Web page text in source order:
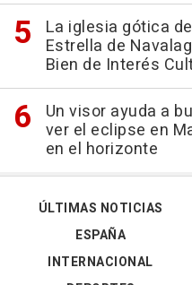
La iglesia gótica
Estrella de
Bien de Interés
Un visor ayuda a
ver el eclipse en
en el horizonte
ÚLTIMAS NOTICIAS
ESPAÑA
INTERNACIONAL